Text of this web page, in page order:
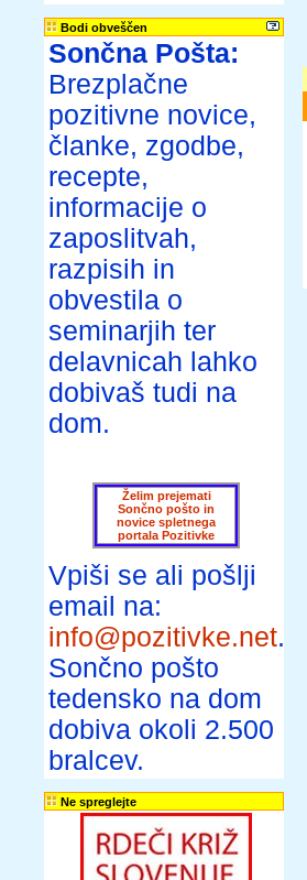
Bodi obveščen
Sončna Pošta:
Brezplačne
pozitivne novice,
članke, zgodbe,
recepte,
informacije o
zaposlitvah,
razpisih in
obvestila o
seminarjih ter
delavnicah lahko
dobivaš tudi na
dom.
Želim prejemati
Sončno pošto in
novice spletnega
portala Pozitivke
Vpiši se ali pošlji
email na:
info@pozitivke.net.
Sončno pošto
tedensko na dom
dobiva okoli 2.500
bralcev.
Ne spreglejte